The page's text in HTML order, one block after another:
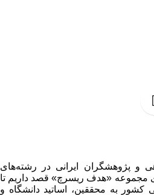
و پژوهشگران ایرانی در رشته‌های
مجموعه «هدف ریسرچ» قصد داریم تا
به محققین، اساتید دانشگاه و